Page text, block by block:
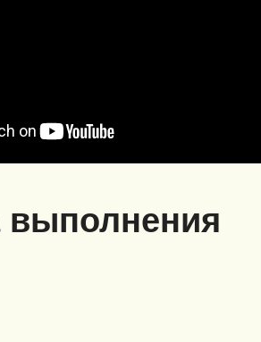
выполнения